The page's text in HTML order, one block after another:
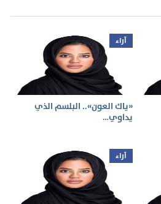
آراء
«ياك العون».. البلسم الذي
يداوي…
آراء